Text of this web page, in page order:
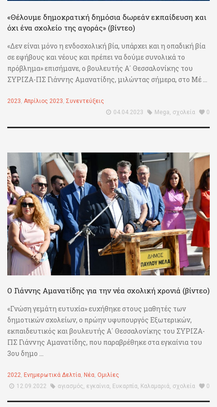
«Θέλουμε δημοκρατική δημόσια δωρεάν εκπαίδευση και
όχι ένα σχολείο της αγοράς» (βίντεο)
«Δεν είναι μόνο η ενδοσχολική βία, υπάρχει και η οπαδική βία
σε εφήβους και νέους και πρέπει να δούμε συνολικά το
πρόβλημα» επισήμανε, ο βουλευτής Α΄ Θεσσαλονίκης του
ΣΥΡΙΖΑ-ΠΣ Γιάννης Αμανατίδης, μιλώντας σήμερα, στο Μέ ...
2023, Απρίλιος 2023, Συνεντεύξεις
04.04.2023
Mega, σχολεία 0
Ο Γιάννης Αμανατίδης για την νέα σχολική χρονιά (βίντεο)
«Γνώση γεμάτη ευτυχία» ευχήθηκε στους μαθητές των
δημοτικών σχολείων, ο πρώην υφυπουργός Εξωτερικών,
εκπαιδευτικός και βουλευτής Α΄ Θεσσαλονίκης του ΣΥΡΙΖΑ-
ΠΣ Γιάννης Αμανατίδης, που παραβρέθηκε στα εγκαίνια του
3ου δημο ...
2022, Ενημερωτικά Δελτία, Νέα, Ομιλίες
12.09.2022
αγιασμός, εγκαίνια, Ευκαρπία, Καλαμαριά, σχολεία 0